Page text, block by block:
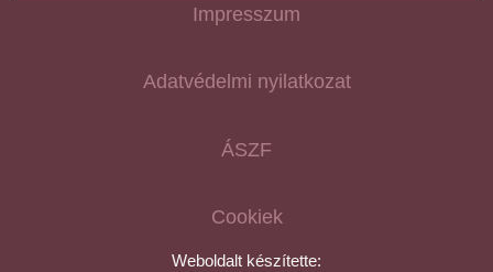
Impresszum
Adatvédelmi nyilatkozat
ÁSZF
Cookiek
Weboldalt készítette: